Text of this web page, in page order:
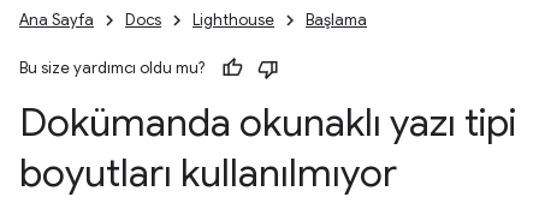
Ana Sayfa Docs Lighthouse Başlama
Bu size yardımcı oldu mu?
Dokümanda okunaklı yazı tipi
boyutları kullanılmıyor